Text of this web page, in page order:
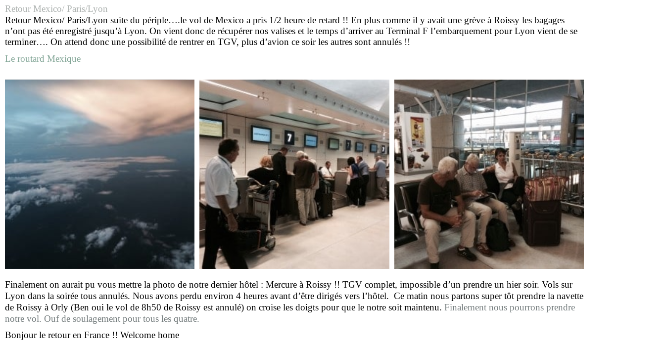
Retour Mexico/ Paris/Lyon
Retour Mexico/ Paris/Lyon suite du périple….le vol de Mexico a pris 1/2 heure de retard !! En plus comme il y avait une grève à Roissy les bagages
n’ont pas été enregistré jusqu’à Lyon. On vient donc de récupérer nos valises et le temps d’arriver au Terminal F l’embarquement pour Lyon vient de se
terminer…. On attend donc une possibilité de rentrer en TGV, plus d’avion ce soir les autres sont annulés !!
Le routard Mexique
Finalement on aurait pu vous mettre la photo de notre dernier hôtel : Mercure à Roissy !! TGV complet, impossible d’un prendre un hier soir. Vols sur
Lyon dans la soirée tous annulés. Nous avons perdu environ 4 heures avant d’être dirigés vers l’hôtel. Ce matin nous partons super tôt prendre la navette
de Roissy à Orly (Ben oui le vol de 8h50 de Roissy est annulé) on croise les doigts pour que le notre soit maintenu. Finalement nous pourrons prendre
notre vol. Ouf de soulagement pour tous les quatre.
Bonjour le retour en France !! Welcome home